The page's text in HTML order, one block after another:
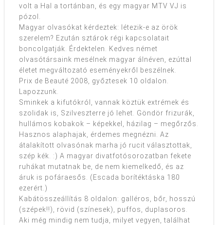
volt a Hal a tortánban, és egy magyar MTV VJ is
pózol.
Magyar olvasókat kérdeztek: létezik-e az örök
szerelem? Ezután sztárok régi kapcsolatait
boncolgatják. Érdektelen. Kedves német
olvasótársaink mesélnek magyar álnéven, ezúttal
életet megváltozató eseményekről beszélnek.
Prix de Beauté 2008, győztesek 10 oldalon.
Lapozzunk.
Sminkek a kifutókról, vannak köztük extrémek és
szolidak is, Szilveszterre jó lehet. Göndör frizurák,
hullámos kobakok – képekkel, házilag – megőrzős.
Hasznos alaphajak, érdemes megnézni. Az
átalakított olvasónak marha jó rucit választottak,
szép kék. :) A magyar divatfotósorozatban fekete
ruhákat mutatnak be, de nem kiemelkedő, és az
áruk is pofáraesős. (Escada borítéktáska 180
ezerért.)
Kabátösszeállítás 8 oldalon: galléros, bőr, hosszú
(szépek!!), rövid (színesek), puffos, duplasoros.
Aki még mindig nem tudja, milyet vegyen, találhat